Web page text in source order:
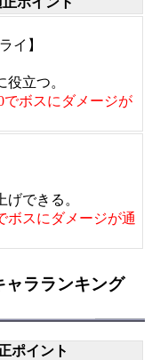
イ】
役立つ。
でボスにダメージが
げできる。
ボスにダメージが通
ャラランキング
ポイント